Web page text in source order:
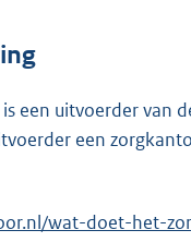
een uitvoerder van
een
wat-doet-het-